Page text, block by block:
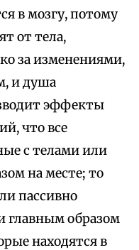
в мозгу, потому
от тела,
за изменениями,
и душа
эффекты
что все
с телами или
на месте; то
пассивно
главным образом
находятся в